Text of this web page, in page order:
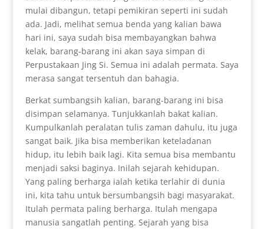
mulai dibangun, tetapi pemikiran seperti ini sudah
ada. Jadi, melihat semua benda yang kalian bawa
hari ini, saya sudah bisa membayangkan bahwa
kelak, barang-barang ini akan saya simpan di
Perpustakaan Jing Si. Semua ini adalah permata. Saya
merasa sangat tersentuh dan bahagia.
Berkat sumbangsih kalian, barang-barang ini bisa
disimpan selamanya. Tunjukkanlah bakat kalian.
Kumpulkanlah peralatan tulis zaman dahulu, itu juga
sangat baik. Jika bisa memberikan keteladanan
hidup, itu lebih baik lagi. Kita semua bisa membantu
menjadi saksi baginya. Inilah sejarah kehidupan.
Yang paling berharga ialah ketika terlahir di dunia
ini, kita tahu untuk bersumbangsih bagi masyarakat.
Itulah permata paling berharga. Itulah mengapa
manusia sangatlah penting. Sejarah yang bisa